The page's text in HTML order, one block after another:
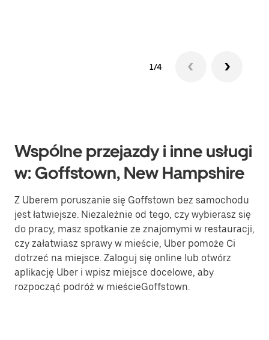
1/4
Wspólne przejazdy i inne usługi
w: Goffstown, New Hampshire
Z Uberem poruszanie się Goffstown bez samochodu
jest łatwiejsze. Niezależnie od tego, czy wybierasz się
do pracy, masz spotkanie ze znajomymi w restauracji,
czy załatwiasz sprawy w mieście, Uber pomoże Ci
dotrzeć na miejsce. Zaloguj się online lub otwórz
aplikację Uber i wpisz miejsce docelowe, aby
rozpocząć podróż w mieścieGoffstown.